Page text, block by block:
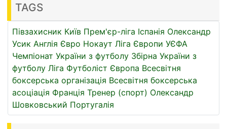
TAGS
Півзахисник Київ Прем'єр-ліга Іспанія Олександр
Усик Англія Євро Нокаут Ліга Європи УЄФА
Чемпіонат України з футболу Збірна України з
футболу Ліга Футболіст Європа Всесвітня
боксерська організація Всесвітня боксерська
асоціація Франція Тренер (спорт) Олександр
Шовковський Португалія